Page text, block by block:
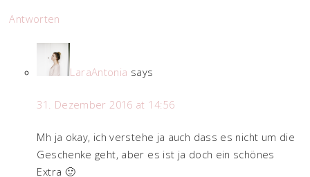
Antworten
LaraAntonia says
31. Dezember 2016 at 14:56
Mh ja okay, ich verstehe ja auch dass es nicht um die
Geschenke geht, aber es ist ja doch ein schönes
Extra 🙂